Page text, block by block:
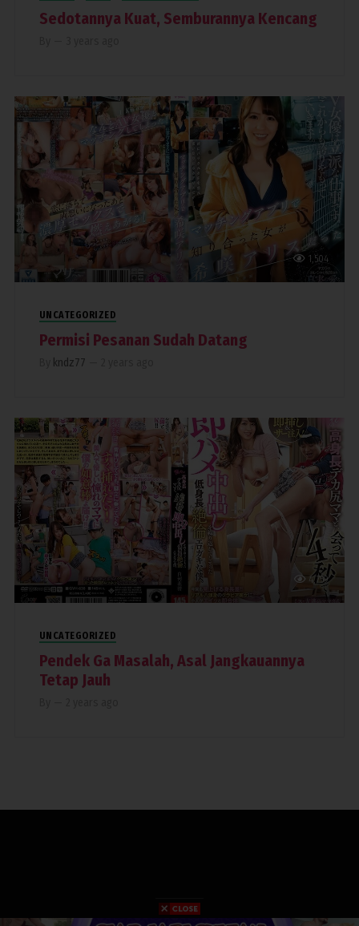
Sedotannya Kuat, Semburannya Kencang
1,504
UNCATEGORIZED
Permisi Pesanan Sudah Datang
kndz77
4,759
UNCATEGORIZED
Pendek Ga Masalah, Asal Jangkauannya
Tetap Jauh